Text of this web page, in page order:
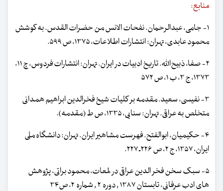
منابع:
۱- جامی، عبدالرحمان. نفحات الانس من حضرات القدس. به کوشش
محمود عابدی، تهران: انتشارات اطلاعات، ‌۱۳۷۵، ص ۵۹۹.
۲- صفا، ‌ذبیح‌الله. تاریخ ادبیات در ایران. تهران: انتشارات فردوس، چ ۱۱،
۱۳۷۳، ج ۳، ‌ب ۱، ص ۵۷۲
۳- نفیسی، ‌سعید. مقدمه بر کلیات شیخ فخرالدین ابراهیم همدانی
متخلص به عراقی. تهران: سنایی، ۱۳۳۵، ‌ص ط (مقدمه).
۴- حکیمیان، ‌ابوالفتح. فهرست مشاهیر ایران. تهران: دانشگاه ملی
ایران، ۱۳۵۷، ج ۲، ص ۲۲۶ـ ۲۲۷.
۵- سبک سخن فخر الدین عراقی در لمعات، محمود براتی، پژوهش
های ادب عرفانی، تابستان ۱۳۸۷ , دوره ۲ , شماره ۲، ص۳۴